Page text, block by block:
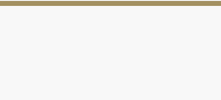
дайвингом.